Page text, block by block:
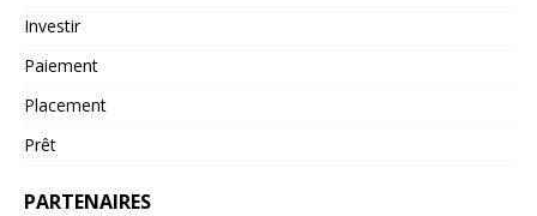
Investir
Paiement
Placement
Prêt
PARTENAIRES